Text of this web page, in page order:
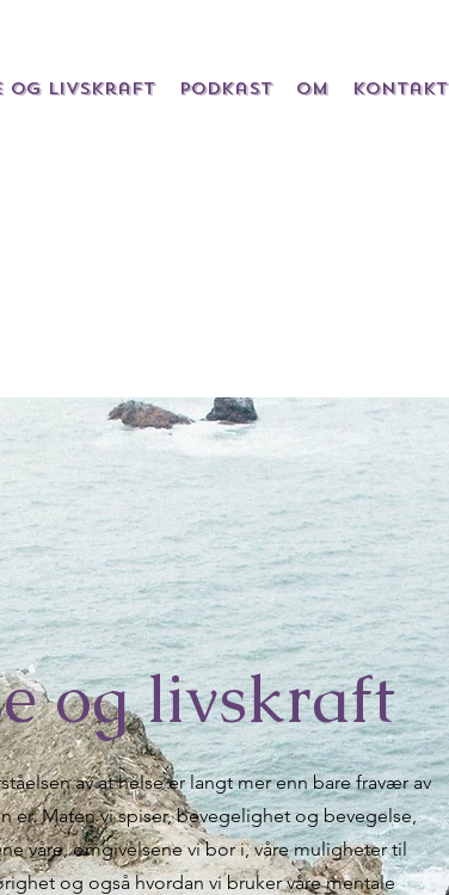
og livskraft Podkast Om Kontakt
og livskraft
av at helse er langt mer enn bare fravær av
er. Maten vi spiser, bevegelighet og bevegelse,
våre, omgivelsene vi bor i, våre muligheter til
og også hvordan vi bruker våre mentale